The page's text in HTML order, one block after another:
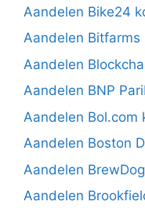
Aandelen Bike24
Aandelen Bitfarms
Aandelen
Aandelen BNP
Aandelen Bol.com
Aandelen Boston
Aandelen
Aandelen